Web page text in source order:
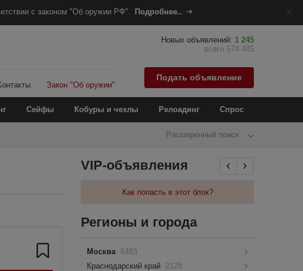
с законом "Об оружии РФ". Подробнее..
Закон "Об оружии"
Новых объявлений: 1 245
всего 574 485
Подать объявление
Сейфы Кобуры и чехлы Релоадинг Спрос
Расширенный поиск
VIP-объявления
Как попасть в этот блок?
Регионы и города
Москва 6483
Краснодарский край 2128